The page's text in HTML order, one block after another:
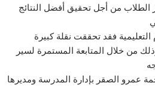
الطلاب من أجل تحقيق أفضل النتائج
فقد تحققت نقلة كبيرة
من خلال المتابعة المستمرة لسير
عمرو الصقر بإدارة المدرسة ومديرها